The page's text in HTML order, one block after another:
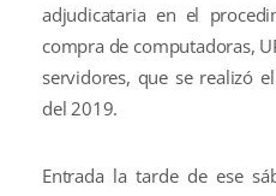
adjudicataria en el
compra de computadoras,
servidores, que se realizó
del 2019.
Entrada la tarde de ese